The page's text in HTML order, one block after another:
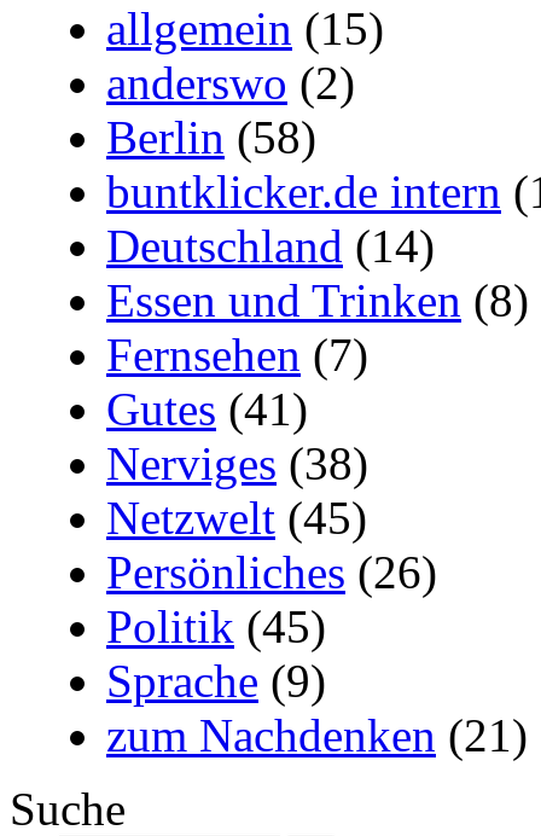
allgemein (15)
anderswo (2)
Berlin (58)
buntklicker.de intern
Deutschland (14)
Essen und Trinken (8)
Fernsehen (7)
Gutes (41)
Nerviges (38)
Netzwelt (45)
Persönliches (26)
Politik (45)
Sprache (9)
zum Nachdenken (21)
Suche